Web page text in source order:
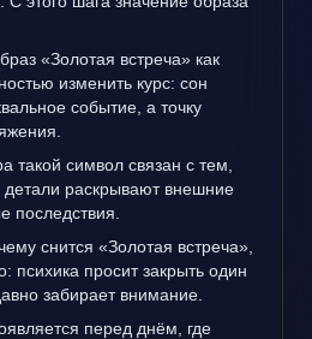
«Золотая встреча» как
изменить курс: сон
событие, а точку
такой символ связан с тем,
детали раскрывают внешние
последствия.
снится «Золотая встреча»,
психика просит закрыть один
забирает внимание.
перед днём, где